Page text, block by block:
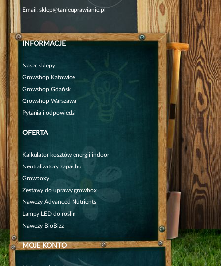
Email: sklep@tanieuprawianie.pl
INFORMACJE
Nasze sklepy
Growshop Katowice
Growshop Gdańsk
Growshop Warszawa
Pytania i odpowiedzi
OFERTA
Kalkulator kosztów energii indoor
Neutralizatory zapachu
Growboxy
Zestawy do uprawy growbox
Nawozy Advanced Nutrients
Lampy LED do roślin
Nawozy BioBizz
MOJE KONTO